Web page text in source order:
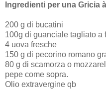
Ingredienti per una Gricia
200 g di bucatini
100g di guanciale tagliato a
4 uova fresche
150 g di pecorino romano
80 g di scamorza o
pepe come sopra.
Olio extravergine qb